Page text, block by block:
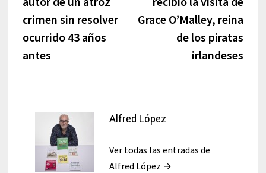
crimen sin resolver
ocurrido 43 años
antes
Grace O’Malley, reina
de los piratas
irlandeses
Alfred López
Ver todas las entradas de
Alfred López →